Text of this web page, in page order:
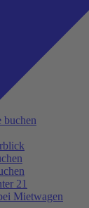
buchen
21
Mietwagen